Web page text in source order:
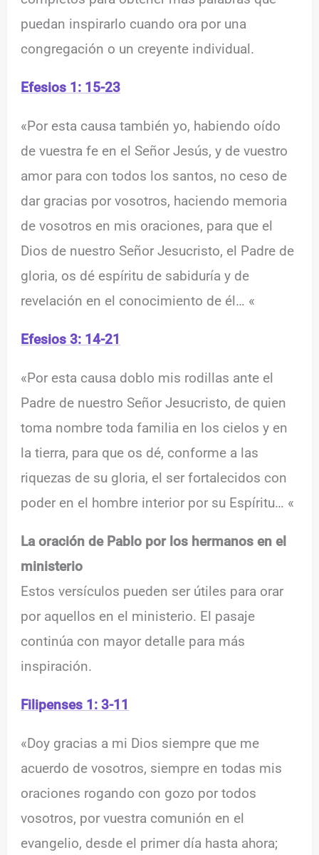
puedan inspirarlo cuando ora por una
congregación o un creyente individual.
Efesios 1: 15-23
«Por esta causa también yo, habiendo oído
de vuestra fe en el Señor Jesús, y de vuestro
amor para con todos los santos, no ceso de
dar gracias por vosotros, haciendo memoria
de vosotros en mis oraciones, para que el
Dios de nuestro Señor Jesucristo, el Padre de
gloria, os dé espíritu de sabiduría y de
revelación en el conocimiento de él… «
Efesios 3: 14-21
«Por esta causa doblo mis rodillas ante el
Padre de nuestro Señor Jesucristo, de quien
toma nombre toda familia en los cielos y en
la tierra, para que os dé, conforme a las
riquezas de su gloria, el ser fortalecidos con
poder en el hombre interior por su Espíritu… «
La oración de Pablo por los hermanos en el
ministerio
Estos versículos pueden ser útiles para orar
por aquellos en el ministerio. El pasaje
continúa con mayor detalle para más
inspiración.
Filipenses 1: 3-11
«Doy gracias a mi Dios siempre que me
acuerdo de vosotros, siempre en todas mis
oraciones rogando con gozo por todos
vosotros, por vuestra comunión en el
evangelio, desde el primer día hasta ahora;